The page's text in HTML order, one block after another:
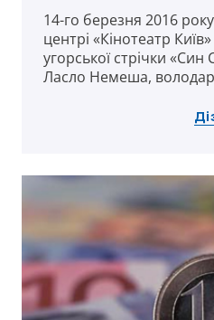
14-го березня 2016
центрі «Кінотеатр
угорської стрічки
Ласло Немеша,